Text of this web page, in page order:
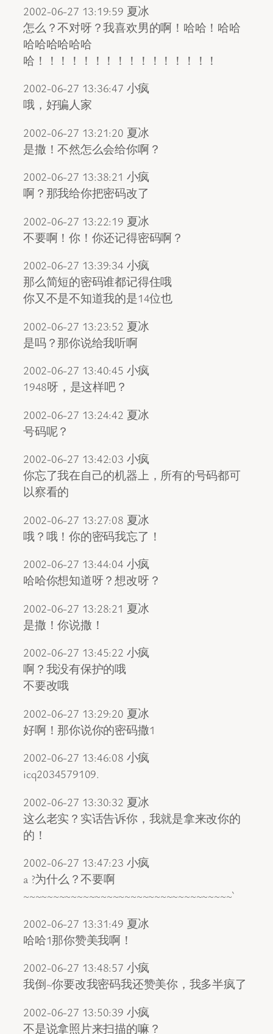
2002-06-27 13:19:59 夏冰
怎么？不对呀？我喜欢男的啊！哈哈！哈哈
哈哈哈哈哈哈
哈！！！！！！！！！！！！！！！！
2002-06-27 13:36:47 小疯
哦，好骗人家
2002-06-27 13:21:20 夏冰
是撒！不然怎么会给你啊？
2002-06-27 13:38:21 小疯
啊？那我给你把密码改了
2002-06-27 13:22:19 夏冰
不要啊！你！你还记得密码啊？
2002-06-27 13:39:34 小疯
那么简短的密码谁都记得住哦
你又不是不知道我的是14位也
2002-06-27 13:23:52 夏冰
是吗？那你说给我听啊
2002-06-27 13:40:45 小疯
1948呀，是这样吧？
2002-06-27 13:24:42 夏冰
号码呢？
2002-06-27 13:42:03 小疯
你忘了我在自己的机器上，所有的号码都可
以察看的
2002-06-27 13:27:08 夏冰
哦？哦！你的密码我忘了！
2002-06-27 13:44:04 小疯
哈哈你想知道呀？想改呀？
2002-06-27 13:28:21 夏冰
是撒！你说撒！
2002-06-27 13:45:22 小疯
啊？我没有保护的哦
不要改哦
2002-06-27 13:29:20 夏冰
好啊！那你说你的密码撒1
2002-06-27 13:46:08 小疯
icq2034579109.
2002-06-27 13:30:32 夏冰
这么老实？实话告诉你，我就是拿来改你的
的！
2002-06-27 13:47:23 小疯
a ?为什么？不要啊
~~~~~~~~~~~~~~~~~~~~~~~~~~~~~~~~~~~`
2002-06-27 13:31:49 夏冰
哈哈1那你赞美我啊！
2002-06-27 13:48:57 小疯
我倒~你要改我密码我还赞美你，我多半疯了
2002-06-27 13:50:39 小疯
不是说拿照片来扫描的嘛？